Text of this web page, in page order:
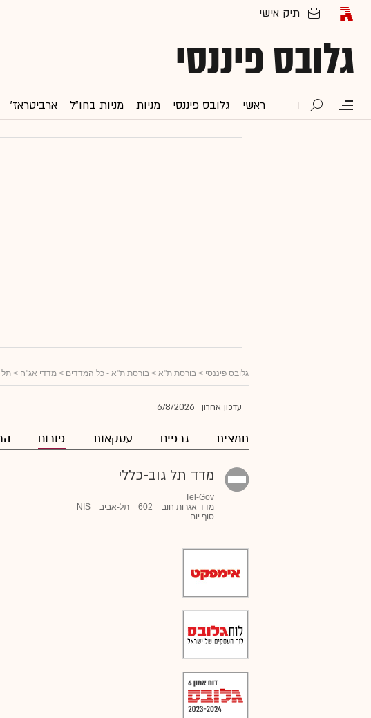
גלובס פיננסי
ראשי גלובס פיננסי מניות מניות בחו"ל ארביטראז'
גלובס פיננסי > בורסת ת"א > בורסת ת"א - כל המדדים > מדדי אג"ח > תל
עדכון אחרון 6/8/2026
תמצית גרפים עסקאות פורום
מדד תל גוב-כללי
Tel-Gov
מדד אגרות חוב
602 תל-אביב
NIS
סוף יום